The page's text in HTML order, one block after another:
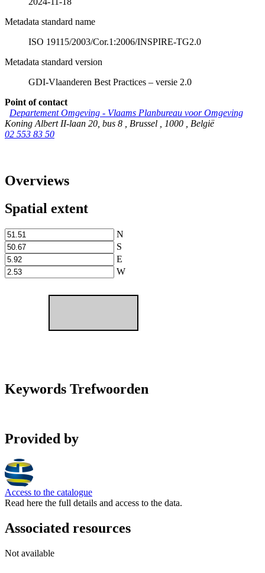
Metadata standard name
ISO 19115/2003/Cor.1:2006/INSPIRE-TG2.0
Metadata standard version
GDI-Vlaanderen Best Practices – versie 2.0
Point of contact
Departement Omgeving - Vlaams Planbureau voor Omgeving
Koning Albert II-laan 20, bus 8
Brussel 1000
België
02 553 83 50
Overviews
Spatial extent
N
S
E
W
Keywords Trefwoorden
Provided by
Access to the catalogue
Read here the full details and access to the data.
Associated resources
Not available